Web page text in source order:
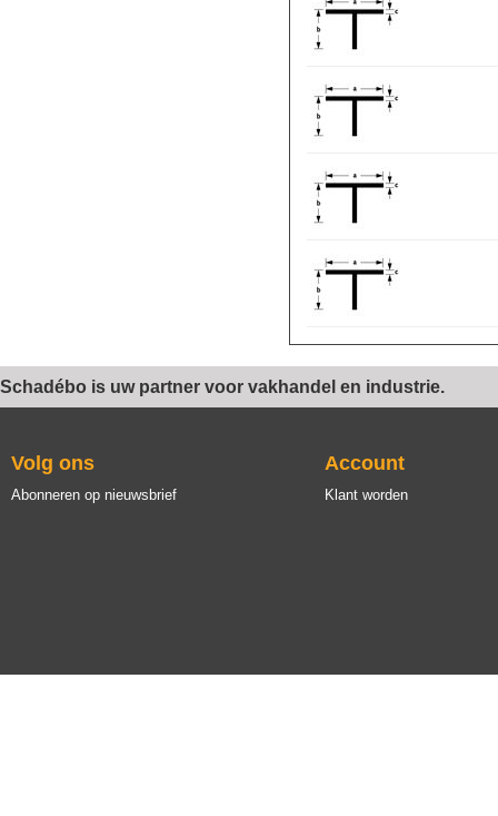
Schadébo is uw partner voor vakhandel en industrie.
Volg ons
Abonneren op nieuwsbrief
Account
Klant worden